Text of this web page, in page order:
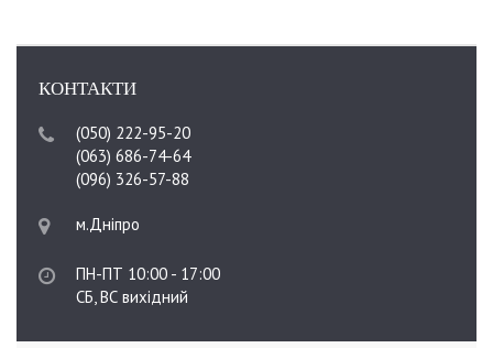
КОНТАКТИ
(050) 222-95-20
(063) 686-74-64
(096) 326-57-88
м.Дніпро
ПН-ПТ 10:00 - 17:00
СБ, ВС вихідний